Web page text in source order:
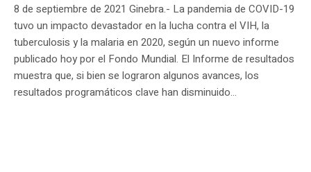
8 de septiembre de 2021 Ginebra.- La pandemia de COVID-19
tuvo un impacto devastador en la lucha contra el VIH, la
tuberculosis y la malaria en 2020, según un nuevo informe
publicado hoy por el Fondo Mundial. El Informe de resultados
muestra que, si bien se lograron algunos avances, los
resultados programáticos clave han disminuido...